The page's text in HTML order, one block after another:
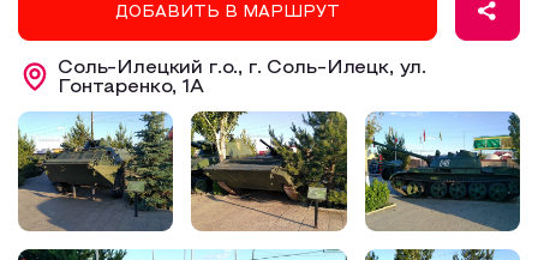
Аттестованные экскурсоводы
Маршруты от экскурсоводов
Все маршруты
Доступная среда
ДОБАВИТЬ В МАРШРУТ
Соль-Илецкий г.о., г. Соль-Илецк, ул.
Гонтаренко, 1А